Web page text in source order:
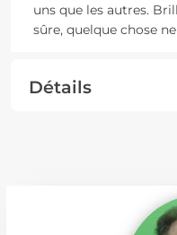
uns que les autres.
sûre, quelque chose
Détails